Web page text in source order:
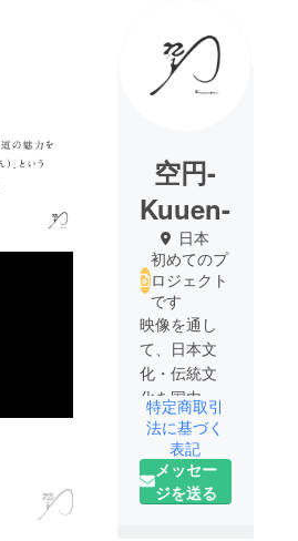
空円-
Kuuen-
日本
初めてのプ
ロジェクト
です
映像を通し
て、日本文
化・伝統文
化を国内外
に発信する
若者中心の
プロジェク
トです。茶
特定商取引
法に基づく
表記
メッセー
ジを送る